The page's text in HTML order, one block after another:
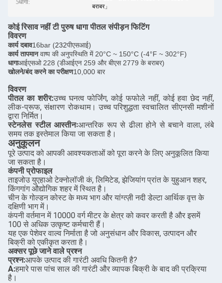
5धागा:
बराबर」
कोई रिसाव नहीं टी पुरुष धागा पीतल संपीड़न फिटिंग
विवरण
कार्य दबाव16bar (232पीएसआई)
कार्य तापमान वाष्प की अनुपस्थिति में 20°C ~ 150°C (-4°F ~ 302°F)
धागाआईएसओ 228 (डीआईएन 259 और बीएस 2779 के बराबर)
खोलने/बंद करने का परीक्षण10,000 बार
विवरण
पीतल का शरीर:उच्च घनत्व फोर्जिंग, कोई फफोले नहीं, कोई हवा छेद नहीं,
लीक-प्रूफ, संक्षारण रोकथाम। उच्च परिशुद्धता स्वचालित सीएनसी मशीनों
द्वारा निर्मित।
स्टेनलेस स्टील आस्तीनःआन्तरिक रूप से ढीला होने से बचाने वाला, लंबे
समय तक इस्तेमाल किया जा सकता है।
अनुकूलन
पूरे उत्पाद को आपकी आवश्यकताओं को पूरा करने के लिए अनुकूलित किया
जा सकता है।
कंपनी प्रोफाइल
ताइजोउ युएहाओ टेक्नोलॉजी कं, लिमिटेड, झेजियांग प्रांत के युहुआन शहर,
किंगगांग औद्योगिक शहर में स्थित है।
चीन के गोल्डन कोस्ट के मध्य भाग और यांग्त्ज़ी नदी डेल्टा आर्थिक वृत्त के
दक्षिणी भाग में।
कंपनी वर्तमान में 10000 वर्ग मीटर के क्षेत्र को कवर करती है और इसमें
100 से अधिक उत्कृष्ट कर्मचारी हैं।
यह एक पेशेवर वाल्व निर्माता है जो अनुसंधान और विकास, उत्पादन और
बिक्री को एकीकृत करता है।
अक्सर पूछे जाने वाले प्रश्न
प्रश्न:आपके उत्पाद की गारंटी अवधि कितनी है?
A:हमारे पास पांच साल की गारंटी और व्यापक बिक्री के बाद की प्रक्रिया
है।